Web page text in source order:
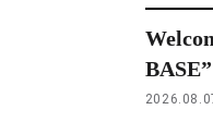
BASE”